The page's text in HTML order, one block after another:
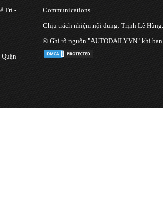
Trì -
Communications.
Chịu trách nhiệm nội dung: Trịnh Lê Hùng.
® Ghi rõ nguồn "AUTODAILY.VN" khi